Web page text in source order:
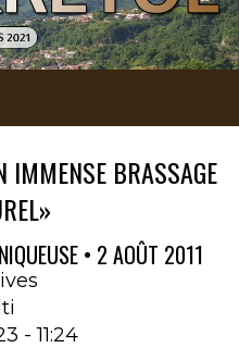
IMMENSE BRASSAGE
• 2 AOÛT 2011
- 11:24